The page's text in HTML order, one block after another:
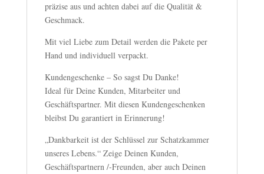
präzise aus und achten dabei auf die Qualität &
Geschmack.
Mit viel Liebe zum Detail werden die Pakete per
Hand und individuell verpackt.
Kundengeschenke – So sagst Du Danke!
Ideal für Deine Kunden, Mitarbeiter und
Geschäftspartner. Mit diesen Kundengeschenken
bleibst Du garantiert in Erinnerung!
„Dankbarkeit ist der Schlüssel zur Schatzkammer
unseres Lebens.“ Zeige Deinen Kunden,
Geschäftspartnern /-Freunden, aber auch Deinen